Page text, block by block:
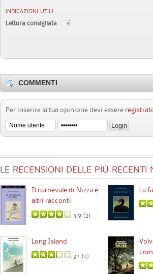
INDICAZIONI UTILI
Lettura consigliata sì
COMMENTI
Per inserire la tua opinione devi essere
LE RECENSIONI DELLE PIÙ RECENTI
Il carnevale di Nizza e
altri racconti
3.9 (2)
La
Long Island
3.1 (2)